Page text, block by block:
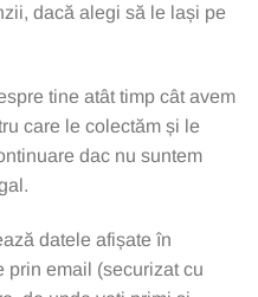
dacă alegi să le lași pe
tine atât timp cât avem
care le colectăm și le
dac nu suntem
datele afișate în
prin email (securizat cu